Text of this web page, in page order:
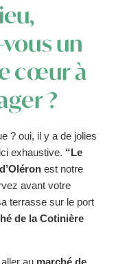
un
cœur à
?
? oui, il y a de jolies
exhaustive. “Le
est notre
avant votre
terrasse sur le port
de la Cotinière